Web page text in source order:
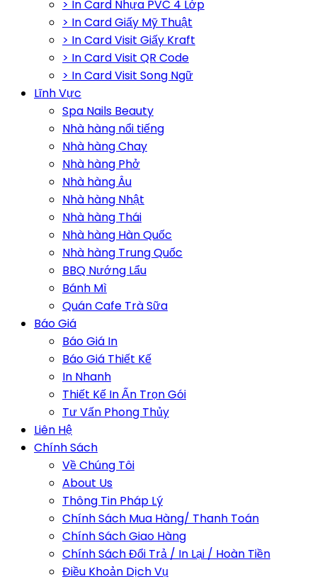
> In Card Nhựa PVC 4 Lớp
> In Card Giấy Mỹ Thuật
> In Card Visit Giấy Kraft
> In Card Visit QR Code
> In Card Visit Song Ngữ
Lĩnh Vực
Spa Nails Beauty
Nhà hàng nổi tiếng
Nhà hàng Chay
Nhà hàng Phở
Nhà hàng Âu
Nhà hàng Nhật
Nhà hàng Thái
Nhà hàng Hàn Quốc
Nhà hàng Trung Quốc
BBQ Nướng Lẩu
Bánh Mì
Quán Cafe Trà Sữa
Báo Giá
Báo Giá In
Báo Giá Thiết Kế
In Nhanh
Thiết Kế In Ấn Trọn Gói
Tư Vấn Phong Thủy
Liên Hệ
Chính Sách
Về Chúng Tôi
About Us
Thông Tin Pháp Lý
Chính Sách Mua Hàng/ Thanh Toán
Chính Sách Giao Hàng
Chính Sách Đổi Trả / In Lại / Hoàn Tiền
Điều Khoản Dịch Vụ